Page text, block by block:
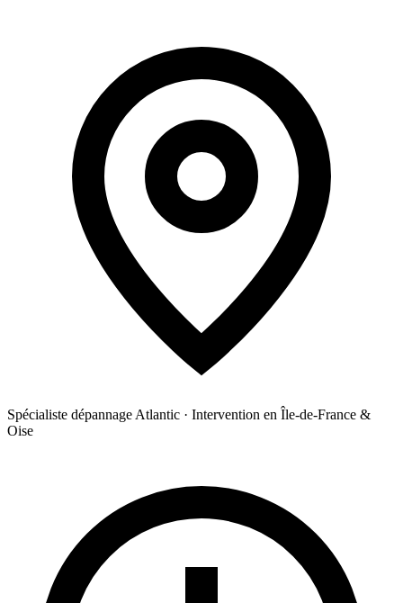
Spécialiste dépannage Atlantic · Intervention en Île-de-France &
Oise